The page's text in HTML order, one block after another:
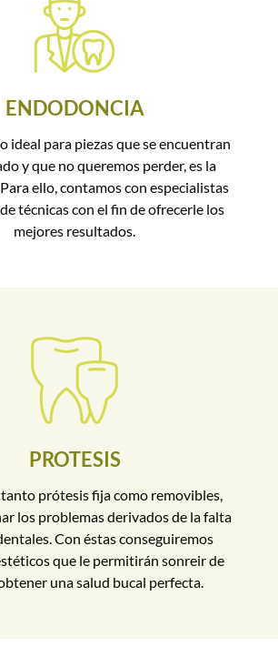
ENDODONCIA
ideal para piezas que se encuentran
y que no queremos perder, es la
ello, contamos con especialistas
técnicas con el fin de ofrecerle los
mejores resultados.
PROTESIS
tanto prótesis fija como removibles,
los problemas derivados de la falta
Con éstas conseguiremos
que le permitirán sonreir de
una salud bucal perfecta.